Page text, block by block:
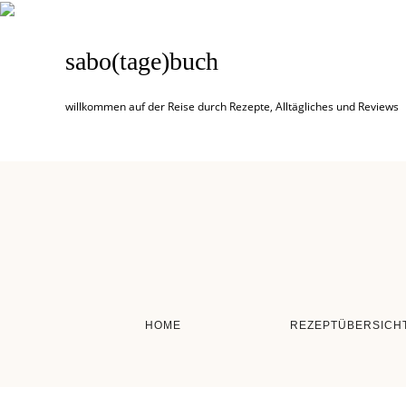
sabo(tage)buch
willkommen auf der Reise durch Rezepte, Alltägliches und Reviews
HOME